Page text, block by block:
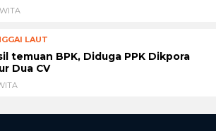
LAUT
temuan BPK, Diduga PPK Dikpora
Dua CV